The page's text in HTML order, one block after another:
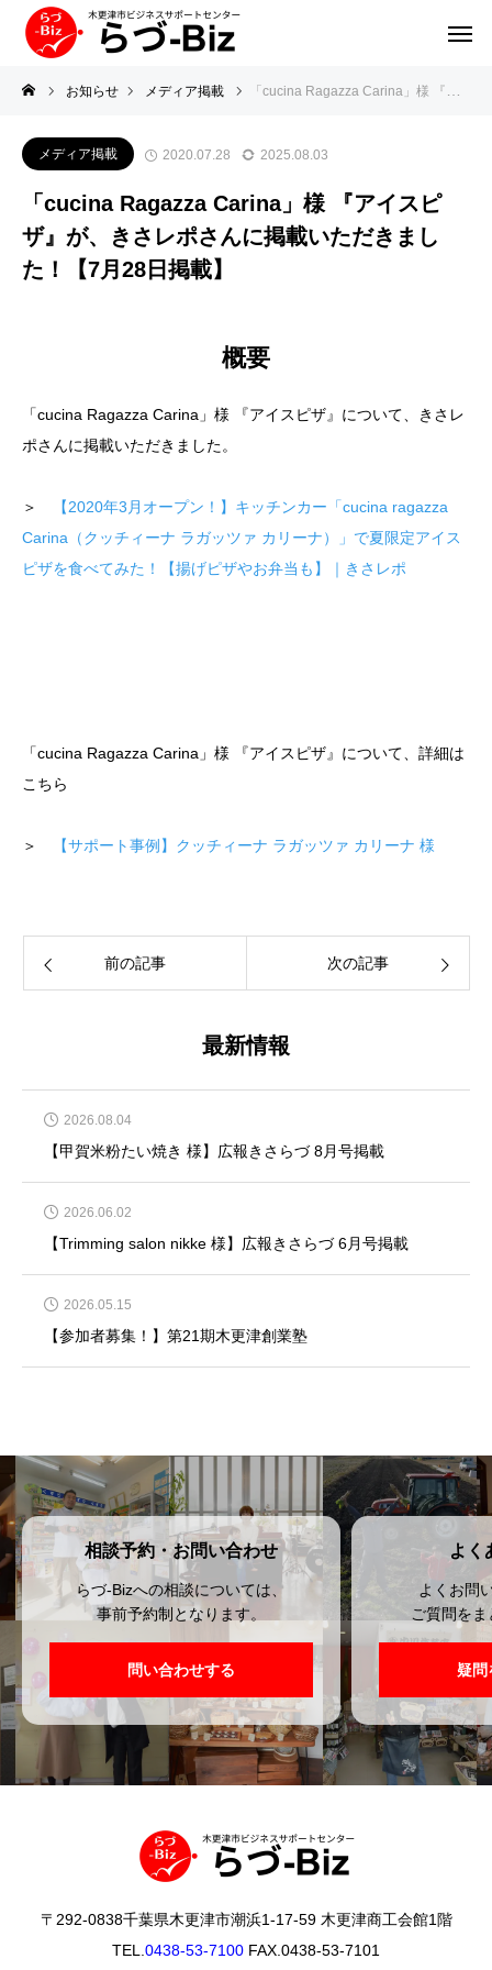
お知らせ メディア掲載 「cucina Ragazza Carina」様 『アイスピザ』が、きさレポさんに掲載いただきました！【7月28日掲載】
メディア掲載 2020.07.28 2025.08.03
「cucina Ragazza Carina」様 『アイスピ
ザ』が、きさレポさんに掲載いただきまし
た！【7月28日掲載】
概要
「cucina Ragazza Carina」様 『アイスピザ』について、きさレ
ポさんに掲載いただきました。
＞
【2020年3月オープン！】キッチンカー「cucina ragazza
Carina（クッチィーナ ラガッツァ カリーナ）」で夏限定アイス
ピザを食べてみた！【揚げピザやお弁当も】｜きさレポ
「cucina Ragazza Carina」様 『アイスピザ』について、詳細は
こちら
＞ 【サポート事例】クッチィーナ ラガッツァ カリーナ 様
前の記事 次の記事
最新情報
2026.08.04
【甲賀米粉たい焼き 様】広報きさらづ 8月号掲載
2026.06.02
【Trimming salon nikke 様】広報きさらづ 6月号掲載
2026.05.15
【参加者募集！】第21期木更津創業塾
相談予約・お問い合わせ
らづ-Bizへの相談については、
事前予約制となります。
問い合わせする
よく
よくお問
ご質問を
疑問
〒292-0838千葉県木更津市潮浜1-17-59 木更津商工会館1階
TEL. 0438-53-7100 FAX.0438-53-7101